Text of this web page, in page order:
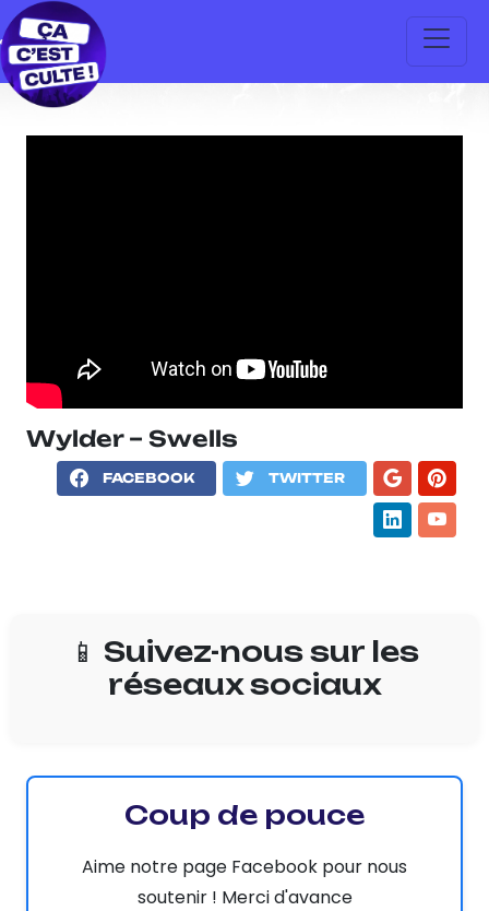
Wylder – Swells
FACEBOOK TWITTER
📱 Suivez-nous sur les
réseaux sociaux
Coup de pouce
Aime notre page Facebook pour nous
soutenir ! Merci d'avance